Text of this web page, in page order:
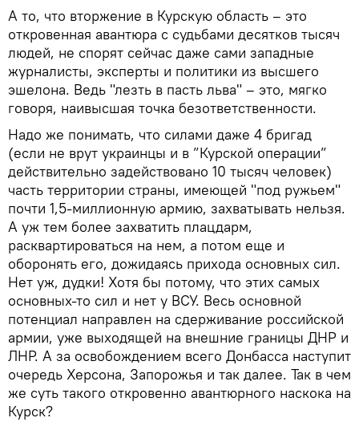
А то, что вторжение в Курскую область – это
откровенная авантюра с судьбами десятков тысяч
людей, не спорят сейчас даже сами западные
журналисты, эксперты и политики из высшего
эшелона. Ведь "лезть в пасть льва" – это, мягко
говоря, наивысшая точка безответственности.
Надо же понимать, что силами даже 4 бригад
(если не врут украинцы и в ”Курской операции”
действительно задействовано 10 тысяч человек)
часть территории страны, имеющей "под ружьем"
почти 1,5-миллионную армию, захватывать нельзя.
А уж тем более захватить плацдарм,
расквартироваться на нем, а потом еще и
оборонять его, дожидаясь прихода основных сил.
Нет уж, дудки! Хотя бы потому, что этих самых
основных-то сил и нет у ВСУ. Весь основной
потенциал направлен на сдерживание российской
армии, уже выходящей на внешние границы ДНР и
ЛНР. А за освобождением всего Донбасса наступит
очередь Херсона, Запорожья и так далее. Так в чем
же суть такого откровенно авантюрного наскока на
Курск?